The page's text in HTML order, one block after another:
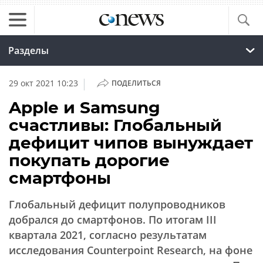
Разделы
29 окт 2021 10:23 | ПОДЕЛИТЬСЯ
Apple и Samsung
счастливы: Глобальный
дефицит чипов вынуждает
покупать дорогие
смартфоны
Глобальный дефицит полупроводников
добрался до смартфонов. По итогам III
квартала 2021, согласно результатам
исследования Counterpoint Research, на фоне